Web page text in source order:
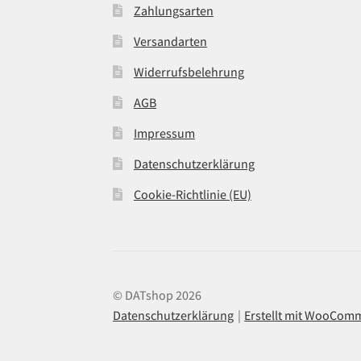
Zahlungsarten
Versandarten
Widerrufsbelehrung
AGB
Impressum
Datenschutzerklärung
Cookie-Richtlinie (EU)
© DATshop 2026
Datenschutzerklärung
Erstellt mit